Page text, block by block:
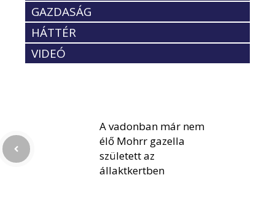
GAZDASÁG
HÁTTÉR
VIDEÓ
A vadonban már nem
élő Mohrr gazella
született az
állaktkertben